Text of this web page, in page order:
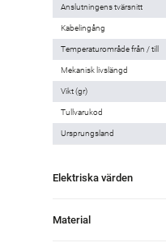
Anslutningens tvärsnitt
Kabelingång
Temperaturområde från / till
Mekanisk livslängd
Vikt (gr)
Tullvarukod
Ursprungsland
Elektriska värden
Material